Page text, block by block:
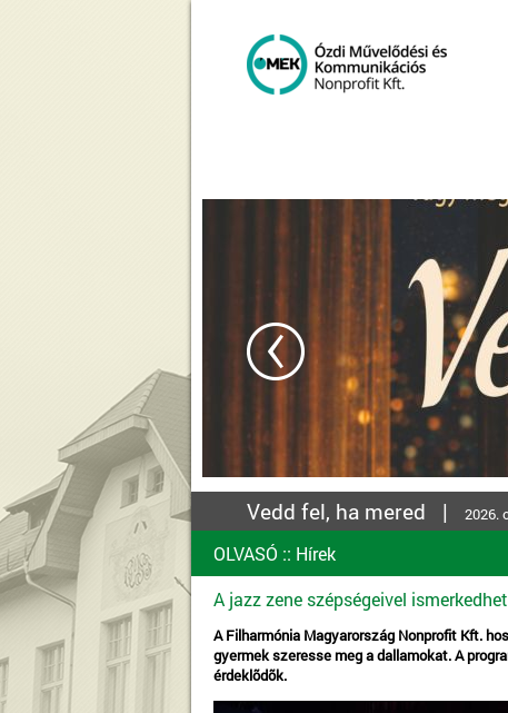
Vedd fel, ha mered | 2026.
OLVASÓ :: Hírek
A jazz zene szépségeivel
A Filharmónia Magyarország Nonprofit Kft.
gyermek szeresse meg a dallamokat. A
érdeklõdõk.